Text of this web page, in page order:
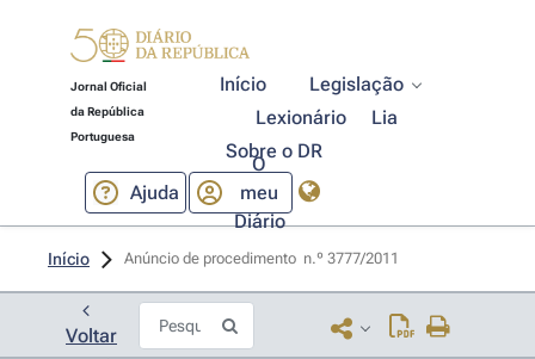
Jornal Oficial
da República
Portuguesa
Início
Legislação
Lexionário
Lia
Sobre o DR
Ajuda
O
meu
Diário
Início Anúncio de procedimento  n.º 3777/2011
Voltar